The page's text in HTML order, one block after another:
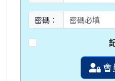
密碼：
會